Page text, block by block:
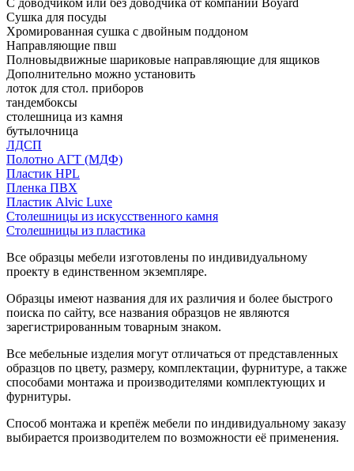
Сушка для посуды
Хромированная сушка с двойным поддоном
Направляющие пвш
Полновыдвижные шариковые направляющие для ящиков
Дополнительно можно установить
лоток для стол. приборов
тандембоксы
столешница из камня
бутылочница
ЛДСП
Полотно АГТ (МДФ)
Пластик HPL
Пленка ПВХ
Пластик Alvic Luxe
Столешницы из искусственного камня
Столешницы из пластика
Все образцы мебели изготовлены по индивидуальному
проекту в единственном экземпляре.
Образцы имеют названия для их различия и более быстрого
поиска по сайту, все названия образцов не являются
зарегистрированным товарным знаком.
Все мебельные изделия могут отличаться от представленных
образцов по цвету, размеру, комплектации, фурнитуре, а также
способами монтажа и производителями комплектующих и
фурнитуры.
Способ монтажа и крепёж мебели по индивидуальному заказу
выбирается производителем по возможности её применения.